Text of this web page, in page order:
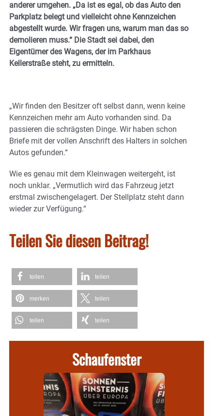
anderer umgehen. „Da ist es egal, ob das Auto den
Parkplatz belegt und vielleicht ohne Kennzeichen
abgestellt wurde. Wir fragen uns, warum man das so
demolieren muss.“ Die Stadt sei dabei, den
Eigentümer des Wagens, der im Parkhaus
Kellerstraße steht, zu ermitteln.
„Wir finden den Besitzer oft selbst dann, wenn keine
Kennzeichen mehr am Auto vorhanden sind. Da
passieren die schrägsten Dinge. Wir haben schon
Briefe mit der vollen Anschrift des Halters in solchen
Autos gefunden.“
Wie es genau mit dem Kleinwagen weitergeht, ist
noch unklar. „Vermutlich wird das Fahrzeug jetzt
erstmal zwischengelagert. Der Stellplatz steht dann
wieder zur Verfügung.“
Teilen Sie diesen Beitrag!
teilen teilen
merken teilen
teilen teilen
Schaufenster